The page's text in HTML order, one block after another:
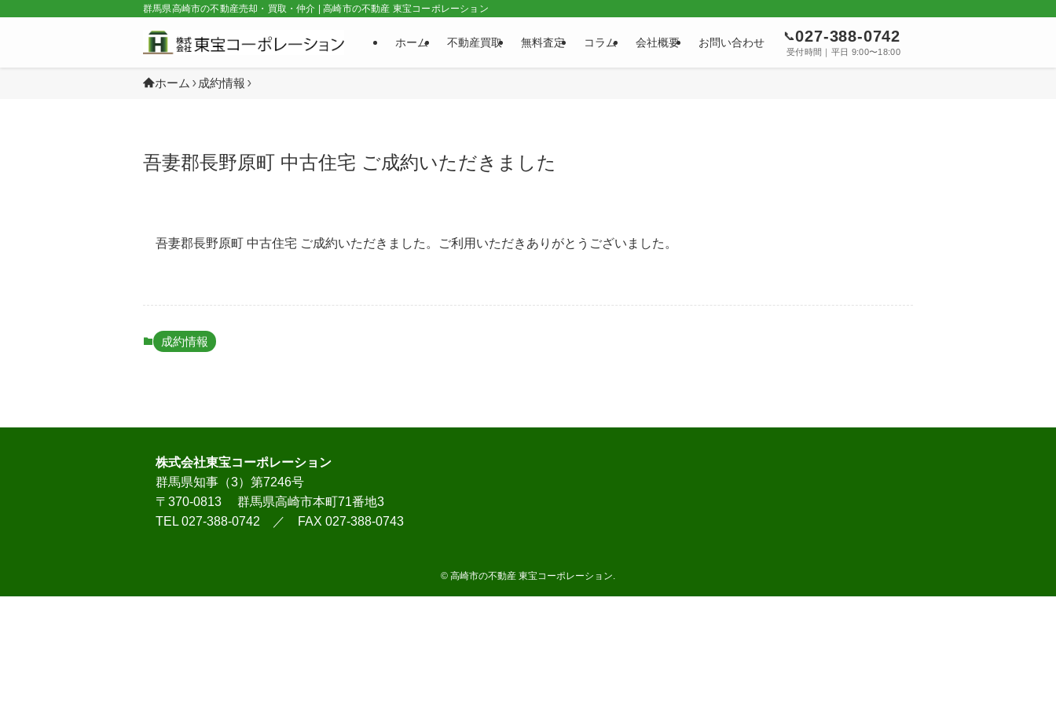
群馬県高崎市の不動産売却・買取・仲介 | 高崎市の不動産 東宝コーポレーション
ホーム 不動産買取 無料査定 コラム 会社概要 お問い合わせ 📞027-388-0742
受付時間｜平日 9:00〜18:00
ホーム 成約情報
吾妻郡長野原町 中古住宅 ご成約いただきました
吾妻郡長野原町 中古住宅 ご成約いただきました。ご利用いただきありがとうございました。
成約情報
株式会社東宝コーポレーション
群馬県知事（3）第7246号
〒370-0813 群馬県高崎市本町71番地3
TEL 027-388-0742 ／ FAX 027-388-0743
© 高崎市の不動産 東宝コーポレーション.